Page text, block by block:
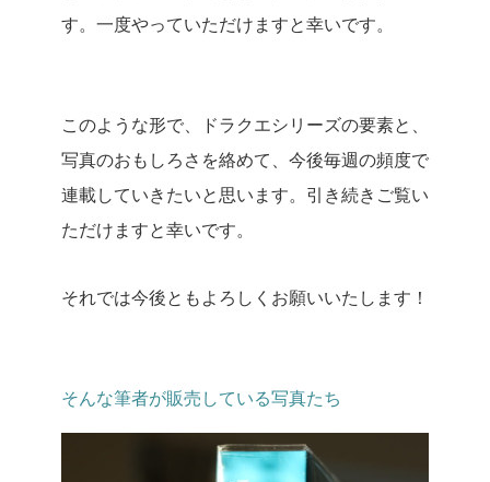
す。一度やっていただけますと幸いです。
このような形で、ドラクエシリーズの要素と、
写真のおもしろさを絡めて、今後毎週の頻度で
連載していきたいと思います。引き続きご覧い
ただけますと幸いです。
それでは今後ともよろしくお願いいたします！
そんな筆者が販売している写真たち